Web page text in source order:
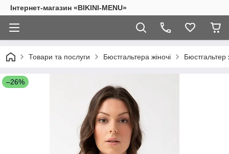
Інтернет-магазин «BIKINI-MENU»
Товари та послуги Бюстгальтера жіночі
–26%